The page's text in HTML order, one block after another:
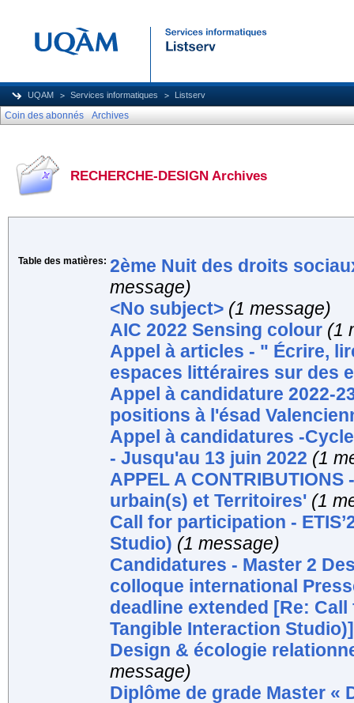
UQAM Services informatiques Listserv
Coin des abonnés Archives
RECHERCHE-DESIGN Archives
Table des matières: 2ème Nuit des droits
message)
<No subject> (1 message)
AIC 2022 Sensing colour (1
Appel à articles - " Écrire,
espaces littéraires sur des
Appel à candidature 2022-
positions à l'ésad
Appel à candidatures -
- Jusqu'au 13 juin 2022 (1
APPEL A
urbain(s) et Territoires' (1
Call for participation -
Studio) (1 message)
Candidatures - Master 2
colloque international
deadline extended [Re:
Tangible Interaction Studio)]
Design & écologie
message)
Diplôme de grade Master «